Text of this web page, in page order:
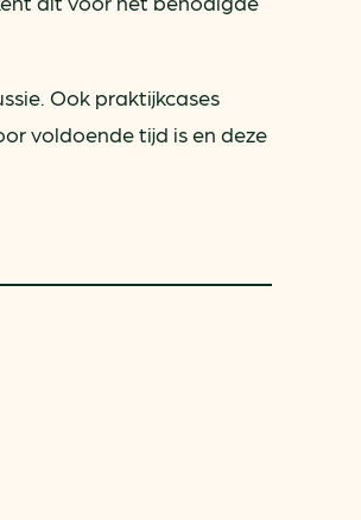
info@klimaatplein.nl (073) 822 74 86
Ook praktijkcases
voldoende tijd is en deze